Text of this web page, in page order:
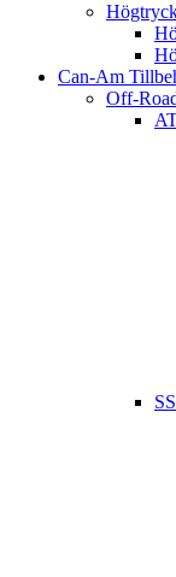
Can-Am
Off-